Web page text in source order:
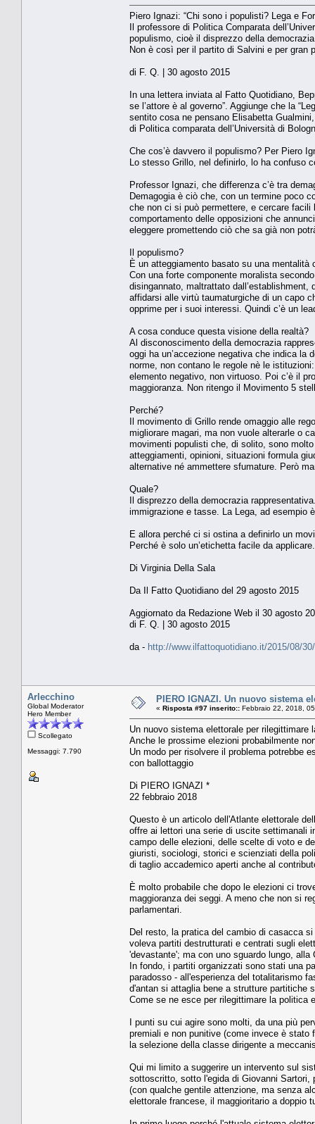
Piero Ignazi: “Chi sono i populisti? Lega e
Il professore di Politica Comparata
populismo, cioè il disprezzo della
Non è così per il partito di Salvini e per gran
di F. Q. | 30 agosto 2015
In una lettera inviata al Fatto Quotidiano,
se l’attore è al governo”. Aggiunge che la
sentito cosa ne pensano Elisabetta
di Politica comparata dell’Università di
Che cos’è davvero il populismo? Per Piero
Lo stesso Grillo, nel definirlo, lo ha confuso
Professor Ignazi, che differenza c’è tra
Demagogia è ciò che, con un termine poco
che non ci si può permettere, e cercare
comportamento delle opposizioni che
eleggere promettendo ciò che sa già non
Il populismo?
È un atteggiamento basato su una
Con una forte componente moralista
disingannato, maltrattato dall’establishment,
affidarsi alle virtù taumaturgiche di un capo
opprime per i suoi interessi. Quindi c’è un
A cosa conduce questa visione della realtà?
Al disconoscimento della democrazia
oggi ha un’accezione negativa che indica la
norme, non contano le regole nè le
elemento negativo, non virtuoso. Poi c’è il
maggioranza. Non ritengo il Movimento 5
Perché?
Il movimento di Grillo rende omaggio alle
migliorare magari, ma non vuole alterarle o
movimenti populisti che, di solito, sono
atteggiamenti, opinioni, situazioni formula
alternative né ammettere sfumature. Però
Quale?
Il disprezzo della democrazia
immigrazione e tasse. La Lega, ad esempio
E allora perché ci si ostina a definirlo un
Perché è solo un’etichetta facile da applicare.
Di Virginia Della Sala
Da Il Fatto Quotidiano del 29 agosto 2015
Aggiornato da Redazione Web il 30 agosto
di F. Q. | 30 agosto 2015
da - http://www.ilfattoquotidiano.it/2015/08/
Arlecchino
Global Moderator
Hero Member
Scollegato
Messaggi: 7.790
PIERO IGNAZI. Un nuovo sistema
« Risposta #97 inserito:: Febbraio 22, 2018,
Un nuovo sistema elettorale per rilegittimare
Anche le prossime elezioni probabilmente
Un modo per risolvere il problema potrebbe
con ballottaggio
Di PIERO IGNAZI *
22 febbraio 2018
Questo è un articolo dell'Atlante elettorale
offre ai lettori una serie di uscite settimanali
campo delle elezioni, delle scelte di voto e
giuristi, sociologi, storici e scienziati della
di taglio accademico aperti anche al
È molto probabile che dopo le elezioni ci
maggioranza dei seggi. A meno che non si
parlamentari.
Del resto, la pratica del cambio di casacca
voleva partiti destrutturati e centrati sugli
'devastante'; ma con uno sguardo lungo,
In fondo, i partiti organizzati sono stati una
paradosso - all'esperienza del totalitarismo
d'antan si attaglia bene a strutture partitiche
Come se ne esce per rilegittimare la politica
I punti su cui agire sono molti, da una più
premiali e non punitive (come invece è stato
la selezione della classe dirigente a
Qui mi limito a suggerire un intervento sul
sottoscritto, sotto l'egida di Giovanni Sartori,
(con qualche gentile attenzione, ma senza
elettorale francese, il maggioritario a doppio